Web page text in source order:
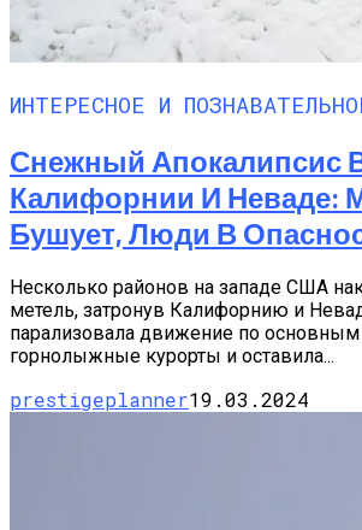
ИНТЕРЕСНОЕ И
Снежный Апокалипсис
Калифорнии И Неваде:
Бушует, Люди В
Несколько районов на западе США
метель, затронув Калифорнию и
парализовала движение по
горнолыжные курорты и оставила...
prestigeplanner19.03.2024